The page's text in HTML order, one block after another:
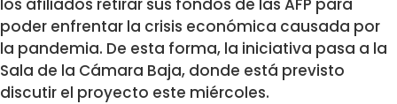
los afiliados retirar sus fondos de las AFP para
poder enfrentar la crisis económica causada por
la pandemia. De esta forma, la iniciativa pasa a la
Sala de la Cámara Baja, donde está previsto
discutir el proyecto este miércoles.